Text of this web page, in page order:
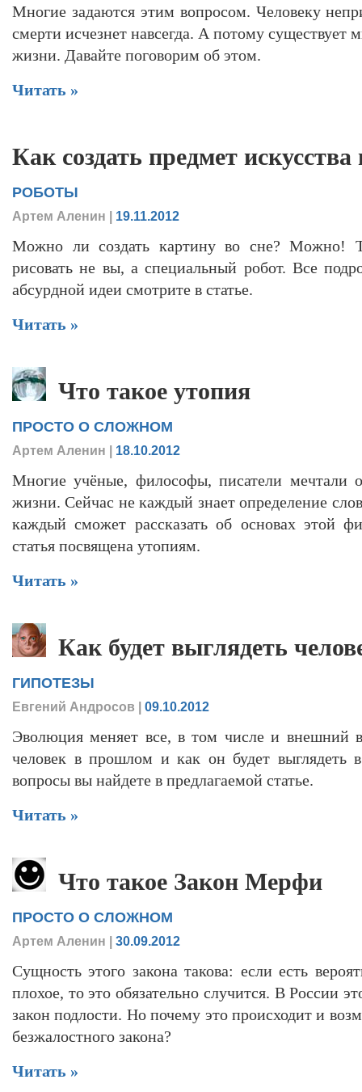
Многие задаются этим вопросом. Человеку
смерти исчезнет навсегда. А потому существует
жизни. Давайте поговорим об этом.
Читать »
Как создать предмет искусства
РОБОТЫ
Артем Аленин | 19.11.2012
Можно ли создать картину во сне? Можно!
рисовать не вы, а специальный робот. Все
абсурдной идеи смотрите в статье.
Читать »
Что такое утопия
ПРОСТО О СЛОЖНОМ
Артем Аленин | 18.10.2012
Многие учёные, философы, писатели мечтали
жизни. Сейчас не каждый знает определение
каждый сможет рассказать об основах этой
статья посвящена утопиям.
Читать »
Как будет выглядеть
ГИПОТЕЗЫ
Евгений Андросов | 09.10.2012
Эволюция меняет все, в том числе и внешний
человек в прошлом и как он будет выглядеть
вопросы вы найдете в предлагаемой статье.
Читать »
Что такое Закон Мерфи
ПРОСТО О СЛОЖНОМ
Артем Аленин | 30.09.2012
Сущность этого закона такова: если есть
плохое, то это обязательно случится. В России
закон подлости. Но почему это происходит и
безжалостного закона?
Читать »